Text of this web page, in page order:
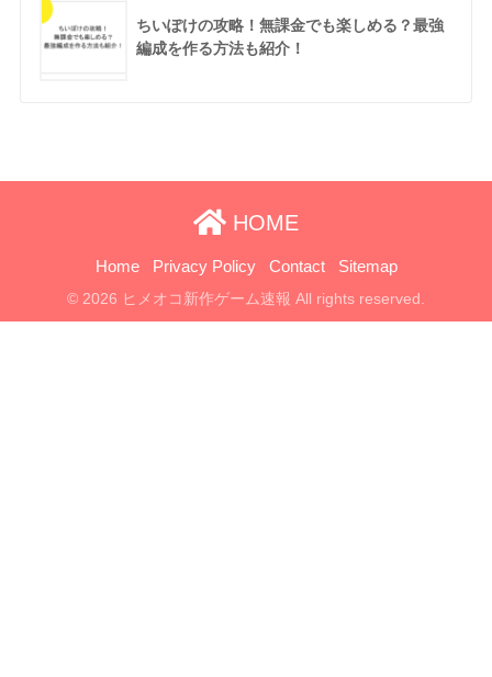
ちいぽけの攻略！無課金でも楽しめる？最強
編成を作る方法も紹介！
HOME
Home Privacy Policy Contact Sitemap
© 2026 ヒメオコ新作ゲーム速報 All rights reserved.